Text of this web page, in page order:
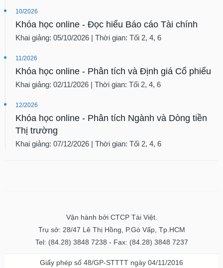
10/2026
Khóa học online - Đọc hiểu Báo cáo Tài chính
Khai giảng: 05/10/2026 | Thời gian: Tối 2, 4, 6
11/2026
Khóa học online - Phân tích và Định giá Cổ phiếu
Khai giảng: 02/11/2026 | Thời gian: Tối 2, 4, 6
12/2026
Khóa học online - Phân tích Ngành và Dòng tiền
Thị trường
Khai giảng: 07/12/2026 | Thời gian: Tối 2, 4, 6
Vận hành bởi CTCP Tài Việt.
Trụ sở: 28/47 Lê Thị Hồng, P.Gò Vấp, Tp.HCM
Tel: (84.28) 3848 7238 - Fax: (84.28) 3848 7237
Giấy phép số 48/GP-STTTT ngày 04/11/2016